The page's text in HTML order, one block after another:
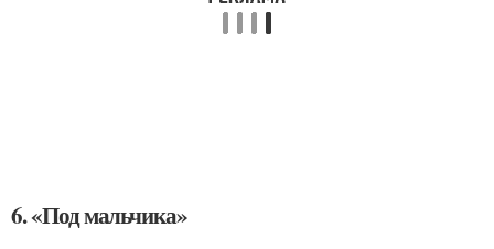
6. «Под мальчика»